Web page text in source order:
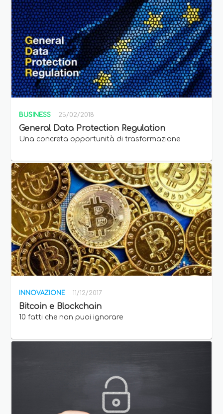
BUSINESS 25/02/2018
General Data Protection Regulation
Una concreta opportunità di trasformazione
INNOVAZIONE 11/12/2017
Bitcoin e Blockchain
10 fatti che non puoi ignorare